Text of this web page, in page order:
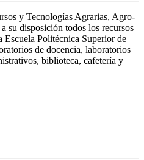
y Tecnologías Agrarias, Agro-
su disposición todos los recursos
Escuela Politécnica Superior de
de docencia, laboratorios
biblioteca, cafetería y